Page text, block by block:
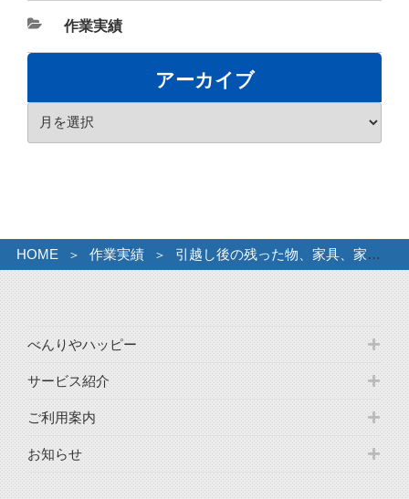
カ
テ
ー
作業実績
アーカイブ
HOME 作業実績 引越し後の残った物、家具、家電のお引き取り。
べんりやハッピー
サービス紹介
ご利用案内
お知らせ